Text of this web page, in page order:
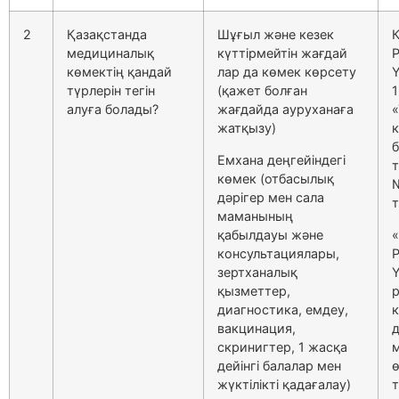
2
Қазақстанда
медициналық
көмектің қандай
түрлерін тегін
алуға болады?
Шұғыл және кезек
күттірмейтін жағдай
лар да көмек көрсету
(қажет болған
жағдайда ауруханаға
жатқызу)
Емхана деңгейіндегі
көмек (отбасылық
дәрігер мен сала
маманының
қабылдауы және
консультациялары,
зертханалық
қызметтер,
диагностика, емдеу,
вакцинация,
скринигтер, 1 жасқа
дейінгі балалар мен
жүктілікті қадағалау)